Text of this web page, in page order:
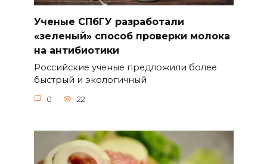
Ученые СПбГУ разработали
«зеленый» способ проверки молока
на антибиотики
Российские ученые предложили более
быстрый и экологичный
0 22